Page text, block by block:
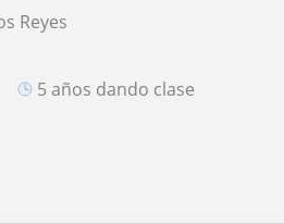
Reyes
5 años dando clase